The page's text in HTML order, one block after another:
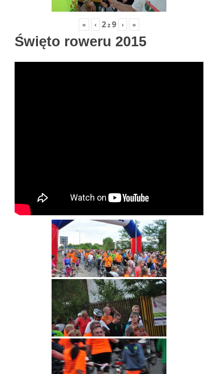
« ‹ 2z9 › »
Święto roweru 2015